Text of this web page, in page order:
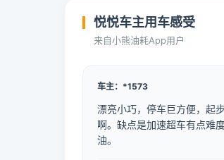
悦悦车主用车感受
来自小熊油耗App用户
车主：*1573
漂亮小巧，停车巨方便，起
啊。缺点是加速超车有点难
油。